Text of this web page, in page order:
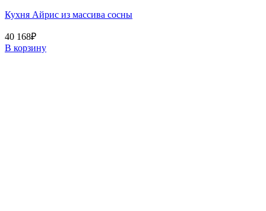
Кухня Айрис из массива сосны
40 168₽
В корзину